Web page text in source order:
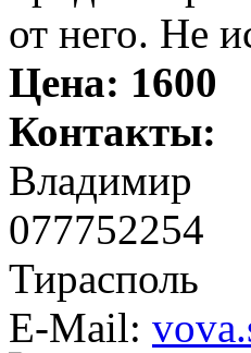
от него. Не
Цена: 1600
Контакты:
Владимир
077752254
Тирасполь
E-Mail: